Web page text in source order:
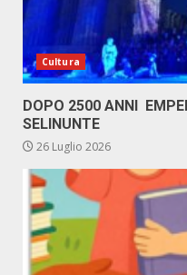
Cultura
DOPO 2500 ANNI
SELINUNTE
26 Luglio 2026